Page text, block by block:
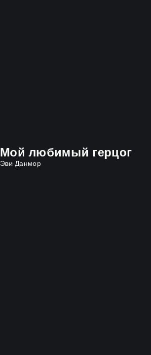
Мой любимый герцог
Эви Данмор